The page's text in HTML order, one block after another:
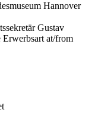
Hannover
Gustav
Erwerbsart at/from